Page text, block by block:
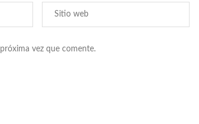
vez que comente.